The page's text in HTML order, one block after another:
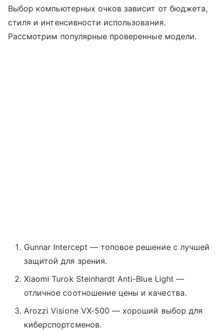
Выбор компьютерных очков зависит от бюджета,
стиля и интенсивности использования.
Рассмотрим популярные проверенные модели.
Gunnar Intercept — топовое решение с лучшей
защитой для зрения.
Xiaomi Turok Steinhardt Anti-Blue Light —
отличное соотношение цены и качества.
Arozzi Visione VX-500 — хороший выбор для
киберспортсменов.